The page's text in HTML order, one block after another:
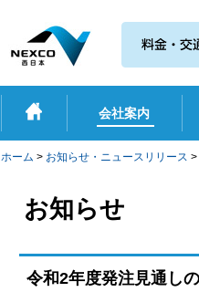
会社案内
ホーム > お知らせ・ニュースリリース >
お知らせ
令和2年度発注見通し